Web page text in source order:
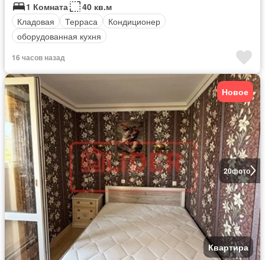
1 Комната
40 кв.м
Кладовая
Терраса
Кондиционер
оборудованная кухня
16 часов назад
20фото
Новое
Квартира